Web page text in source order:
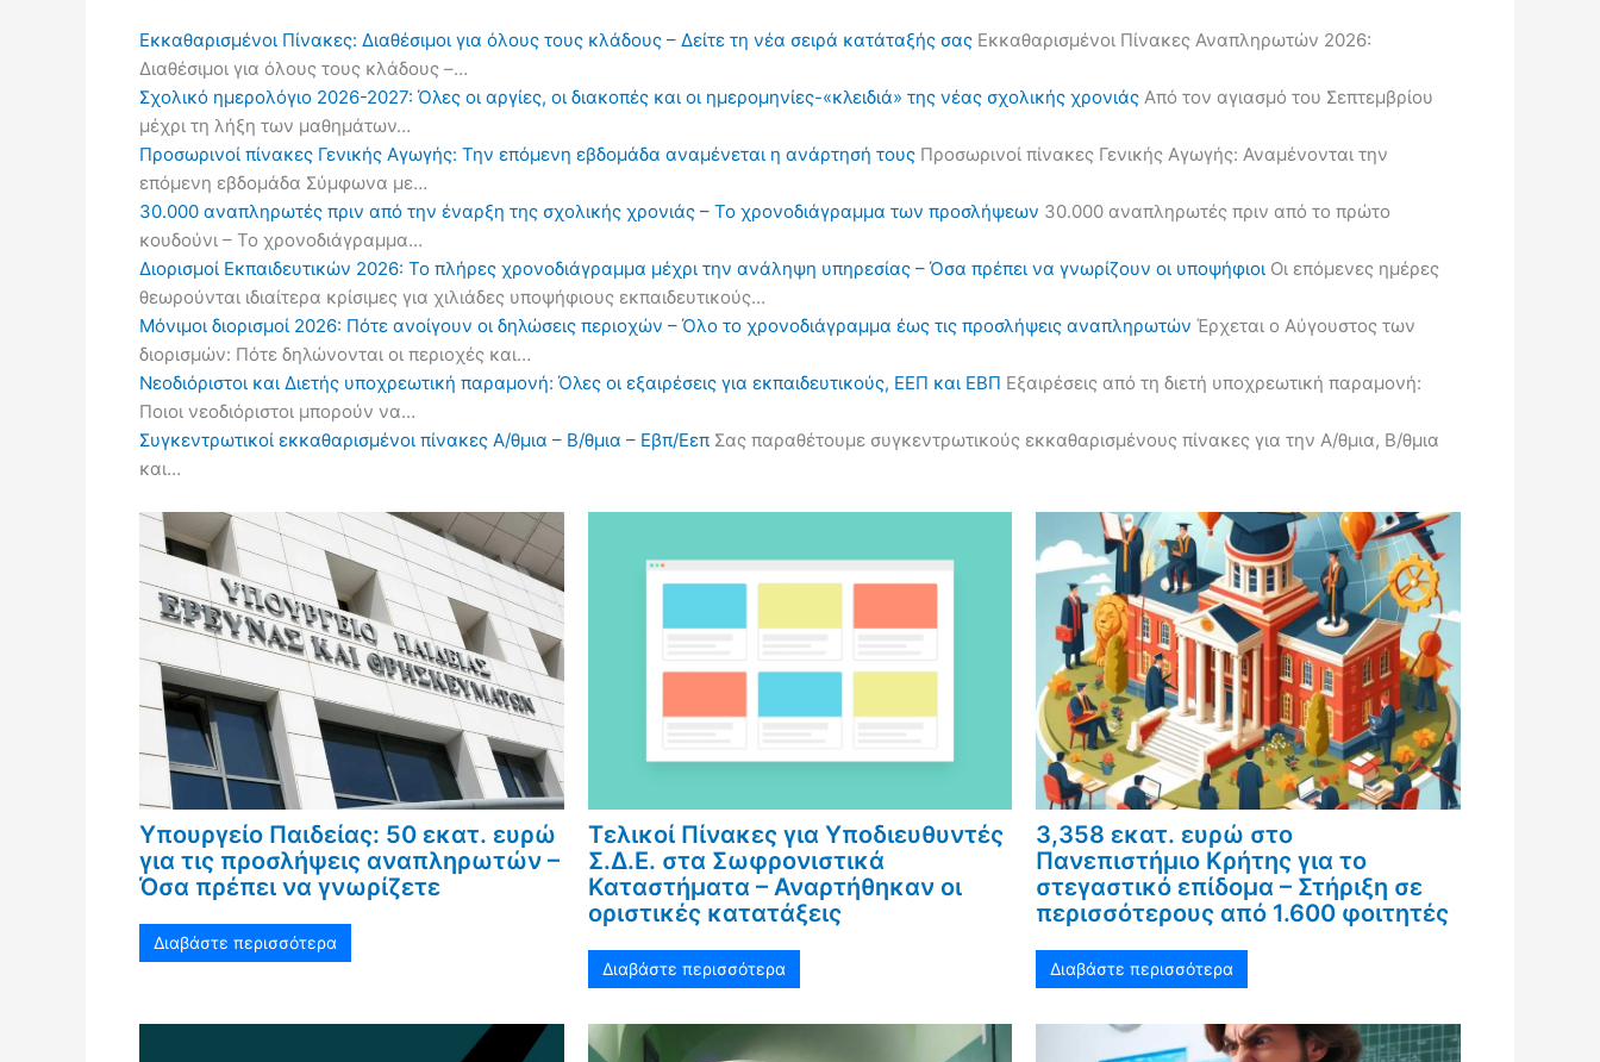
Εκκαθαρισμένοι Πίνακες: Διαθέσιμοι για όλους τους κλάδους – Δείτε τη νέα σειρά κατάταξής σας Εκκαθαρισμένοι Πίνακες Αναπληρωτών 2026:
Διαθέσιμοι για όλους τους κλάδους –…
Σχολικό ημερολόγιο 2026-2027: Όλες οι αργίες, οι διακοπές και οι ημερομηνίες-«κλειδιά» της νέας σχολικής χρονιάς Από τον αγιασμό του Σεπτεμβρίου
μέχρι τη λήξη των μαθημάτων…
Προσωρινοί πίνακες Γενικής Αγωγής: Την επόμενη εβδομάδα αναμένεται η ανάρτησή τους Προσωρινοί πίνακες Γενικής Αγωγής: Αναμένονται την
επόμενη εβδομάδα Σύμφωνα με…
30.000 αναπληρωτές πριν από την έναρξη της σχολικής χρονιάς – Το χρονοδιάγραμμα των προσλήψεων 30.000 αναπληρωτές πριν από το πρώτο
κουδούνι – Το χρονοδιάγραμμα…
Διορισμοί Εκπαιδευτικών 2026: Το πλήρες χρονοδιάγραμμα μέχρι την ανάληψη υπηρεσίας – Όσα πρέπει να γνωρίζουν οι υποψήφιοι Οι επόμενες ημέρες
θεωρούνται ιδιαίτερα κρίσιμες για χιλιάδες υποψήφιους εκπαιδευτικούς…
Μόνιμοι διορισμοί 2026: Πότε ανοίγουν οι δηλώσεις περιοχών – Όλο το χρονοδιάγραμμα έως τις προσλήψεις αναπληρωτών Έρχεται ο Αύγουστος των
διορισμών: Πότε δηλώνονται οι περιοχές και…
Νεοδιόριστοι και Διετής υποχρεωτική παραμονή: Όλες οι εξαιρέσεις για εκπαιδευτικούς, ΕΕΠ και ΕΒΠ Εξαιρέσεις από τη διετή υποχρεωτική παραμονή:
Ποιοι νεοδιόριστοι μπορούν να…
Συγκεντρωτικοί εκκαθαρισμένοι πίνακες Α/θμια – Β/θμια – Εβπ/Εεπ Σας παραθέτουμε συγκεντρωτικούς εκκαθαρισμένους πίνακες για την Α/θμια, Β/θμια
και…
Υπουργείο Παιδείας: 50 εκατ. ευρώ
για τις προσλήψεις αναπληρωτών –
Όσα πρέπει να γνωρίζετε
Διαβάστε περισσότερα
Τελικοί Πίνακες για Υποδιευθυντές
Σ.Δ.Ε. στα Σωφρονιστικά
Καταστήματα – Αναρτήθηκαν οι
οριστικές κατατάξεις
Διαβάστε περισσότερα
3,358 εκατ. ευρώ στο
Πανεπιστήμιο Κρήτης για το
στεγαστικό επίδομα – Στήριξη σε
περισσότερους από 1.600 φοιτητές
Διαβάστε περισσότερα